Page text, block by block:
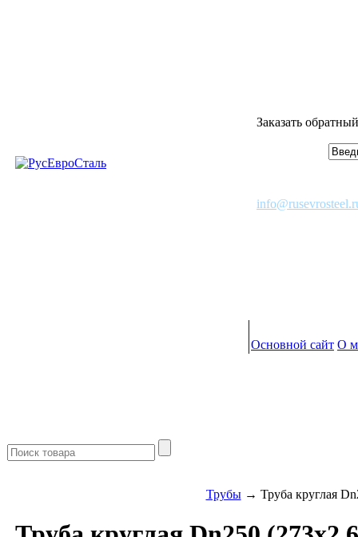
Заказать
Основной сайт О
Трубы→ Труба круглая